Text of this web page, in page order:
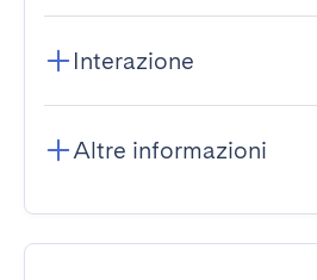
Interazione
Altre informazioni